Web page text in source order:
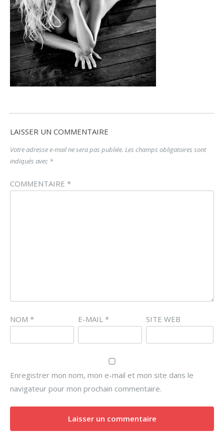
LAISSER UN COMMENTAIRE
Votre adresse e-mail ne sera pas publiée. Les champs obligatoires sont
indiqués avec *
COMMENTAIRE *
NOM * E-MAIL * SITE WEB
Enregistrer mon nom, mon e-mail et mon site dans le
navigateur pour mon prochain commentaire.